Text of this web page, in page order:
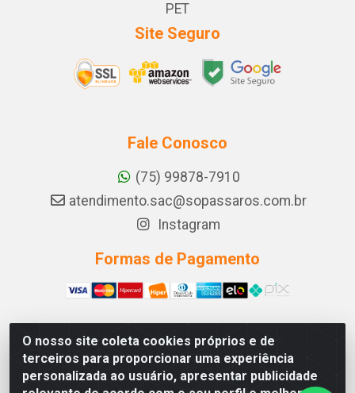
O nosso site coleta cookies próprios e de
terceiros para proporcionar uma experiência
personalizada ao usuário, apresentar publicidade
PET
Site Seguro
Fale Conosco
(75) 99878-7910
atendimento.sac@sopassaros.com.br
Instagram
Formas de Pagamento
A PINA DOS SANTOS DELEZZOTTE LTDA - RODOVIA BA
233, 27 - ZONA RURAL, ITABERABA/BA - CEP 46.880-
000 - CNPJ 30.578.948/0001-90